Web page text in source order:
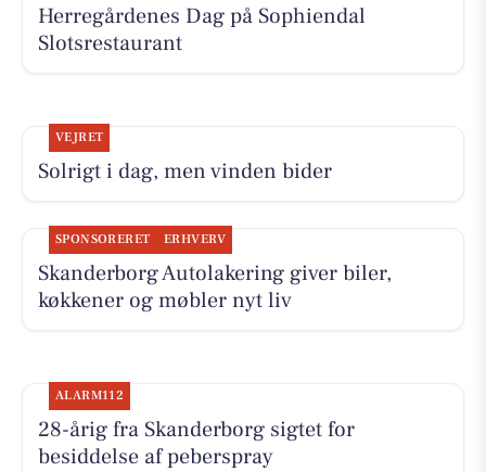
Herregårdenes Dag på Sophiendal
Slotsrestaurant
VEJRET
Solrigt i dag, men vinden bider
SPONSORERET ERHVERV
Skanderborg Autolakering giver biler,
køkkener og møbler nyt liv
ALARM112
28-årig fra Skanderborg sigtet for
besiddelse af peberspray